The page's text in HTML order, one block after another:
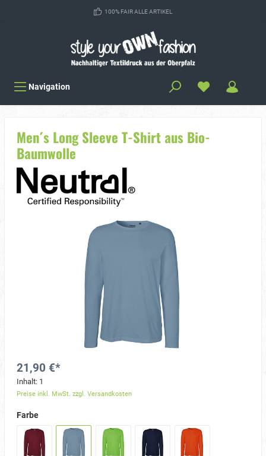
100% FAIR ALLE ARTIKEL
Navigation
Men´s Long Sleeve T-Shirt aus Bio-
Baumwolle
21,90 €*
Inhalt: 1
Preise inkl. MwSt. zzgl. Versandkosten
Farbe